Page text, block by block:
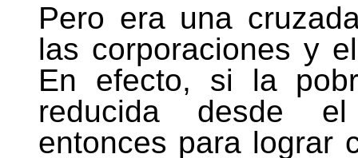
Pero era una
las corporaciones y
En efecto, si la
reducida desde el
entonces para lograr